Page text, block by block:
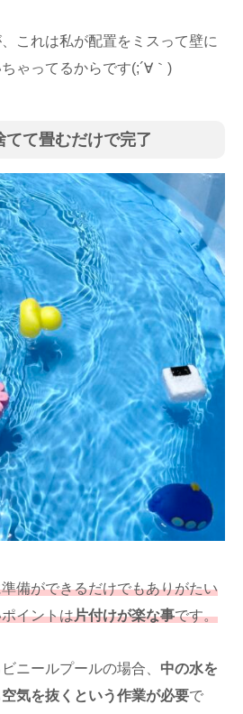
これは私が配置をミスって壁に
ゃってるからです(;´∀｀)
てて畳むだけで完了
備ができるだけでもありがたい
イントは片付けが楽な事です。
ニールプールの場合、 中の水を
気を抜くという作業が必要で